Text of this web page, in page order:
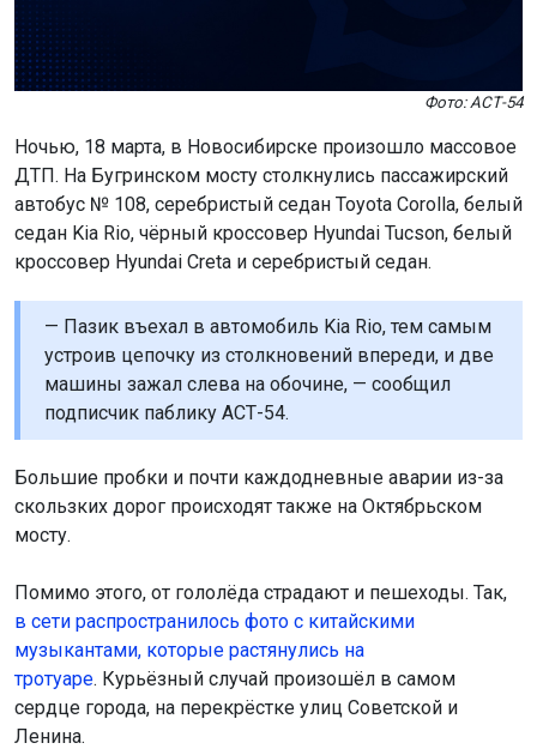
Фото: АСТ-54
Ночью, 18 марта, в Новосибирске произошло массовое
ДТП. На Бугринском мосту столкнулись пассажирский
автобус № 108, серебристый седан Toyota Corolla, белый
седан Kia Rio, чёрный кроссовер Hyundai Tucson, белый
кроссовер Hyundai Creta и серебристый седан.
— Пазик въехал в автомобиль Kia Rio, тем самым
устроив цепочку из столкновений впереди, и две
машины зажал слева на обочине, — сообщил
подписчик паблику АСТ-54.
Большие пробки и почти каждодневные аварии из-за
скользких дорог происходят также на Октябрьском
мосту.
Помимо этого, от гололёда страдают и пешеходы. Так,
в сети распространилось фото с китайскими
музыкантами, которые растянулись на
тротуаре. Курьёзный случай произошёл в самом
сердце города, на перекрёстке улиц Советской и
Ленина.